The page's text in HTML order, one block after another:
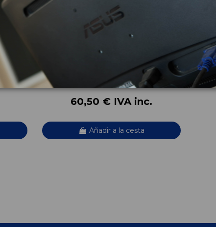
SISTEMA NAVEGACION GPS 30730126
ID:
60,50 € IVA inc.
Añadir a la cesta